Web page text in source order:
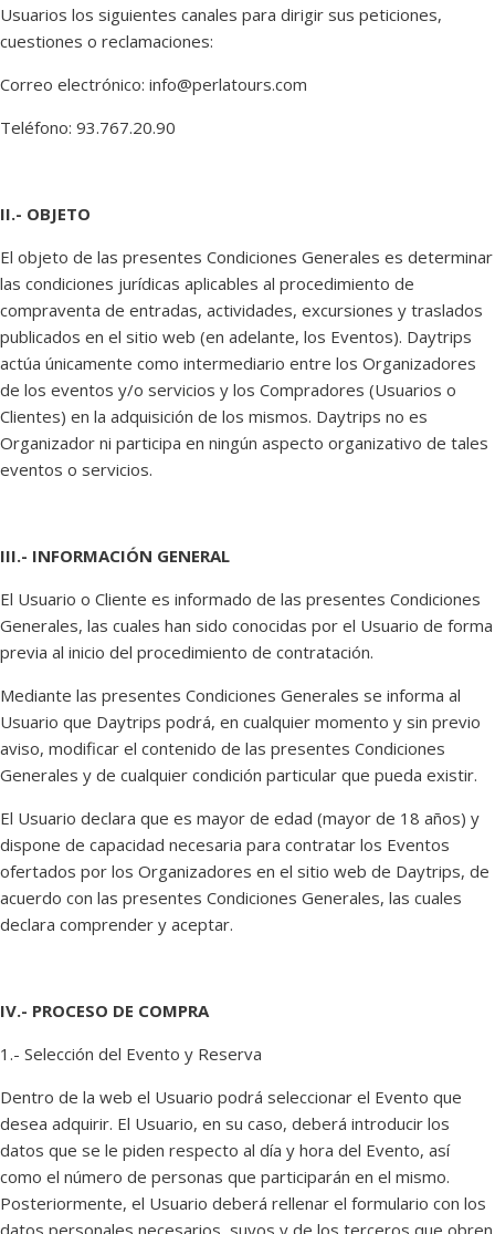
Usuarios los siguientes canales para dirigir sus peticiones,
cuestiones o reclamaciones:
Correo electrónico: info@perlatours.com
Teléfono: 93.767.20.90
II.- OBJETO
El objeto de las presentes Condiciones Generales es determinar
las condiciones jurídicas aplicables al procedimiento de
compraventa de entradas, actividades, excursiones y traslados
publicados en el sitio web (en adelante, los Eventos). Daytrips
actúa únicamente como intermediario entre los Organizadores
de los eventos y/o servicios y los Compradores (Usuarios o
Clientes) en la adquisición de los mismos. Daytrips no es
Organizador ni participa en ningún aspecto organizativo de tales
eventos o servicios.
III.- INFORMACIÓN GENERAL
El Usuario o Cliente es informado de las presentes Condiciones
Generales, las cuales han sido conocidas por el Usuario de forma
previa al inicio del procedimiento de contratación.
Mediante las presentes Condiciones Generales se informa al
Usuario que Daytrips podrá, en cualquier momento y sin previo
aviso, modificar el contenido de las presentes Condiciones
Generales y de cualquier condición particular que pueda existir.
El Usuario declara que es mayor de edad (mayor de 18 años) y
dispone de capacidad necesaria para contratar los Eventos
ofertados por los Organizadores en el sitio web de Daytrips, de
acuerdo con las presentes Condiciones Generales, las cuales
declara comprender y aceptar.
IV.- PROCESO DE COMPRA
1.- Selección del Evento y Reserva
Dentro de la web el Usuario podrá seleccionar el Evento que
desea adquirir. El Usuario, en su caso, deberá introducir los
datos que se le piden respecto al día y hora del Evento, así
como el número de personas que participarán en el mismo.
Posteriormente, el Usuario deberá rellenar el formulario con los
datos personales necesarios, suyos y de los terceros que obren